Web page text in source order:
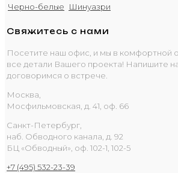
Черно-белые
Шинуазри
Свяжитесь с нами
Посетите наш офис, и мы в комфортной
все детали Вашего проекта! Напишите
договоримся о встрече.
Москва,
Мосфильмовская, д. 41, оф. 66
Санкт-Петербург,
наб. Обводного канала, д. 92
БЦ «Обводный», оф. 102-1, 102-5
+7 (495) 532-23-39